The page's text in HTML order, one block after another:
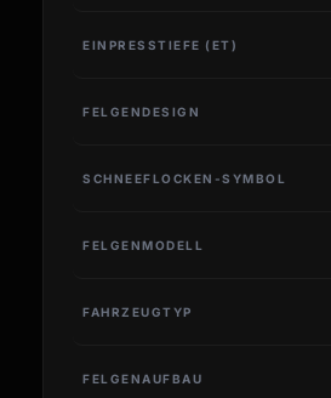
EINPRESSTIEFE (ET)
FELGENDESIGN
SCHNEEFLOCKEN-SYMBOL
FELGENMODELL
FAHRZEUGTYP
FELGENAUFBAU